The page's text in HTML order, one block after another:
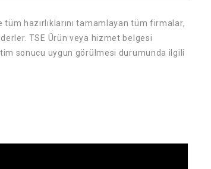
hazırlıklarını tamamlayan tüm firmalar,
TSE Ürün veya hizmet belgesi
sonucu uygun görülmesi durumunda ilgili